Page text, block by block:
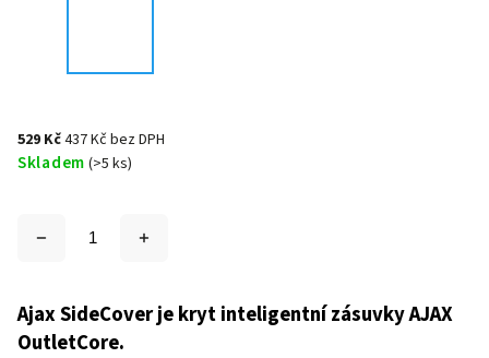
529 Kč437 Kč bez DPH
Skladem (>5 ks)
Ajax SideCover je kryt inteligentní zásuvky AJAX
OutletCore.